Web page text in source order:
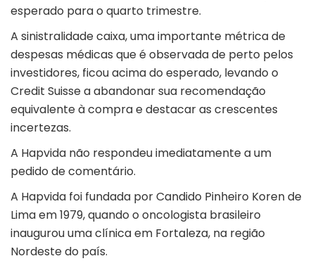
esperado para o quarto trimestre.
A sinistralidade caixa, uma importante métrica de
despesas médicas que é observada de perto pelos
investidores, ficou acima do esperado, levando o
Credit Suisse a abandonar sua recomendação
equivalente à compra e destacar as crescentes
incertezas.
A Hapvida não respondeu imediatamente a um
pedido de comentário.
A Hapvida foi fundada por Candido Pinheiro Koren de
Lima em 1979, quando o oncologista brasileiro
inaugurou uma clínica em Fortaleza, na região
Nordeste do país.